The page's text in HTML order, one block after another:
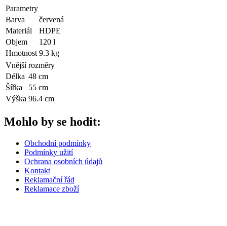
Parametry
Barva
červená
Materiál
HDPE
Objem
120 l
Hmotnost 9.3 kg
Vnější rozměry
Délka 48 cm
Šířka
55 cm
Výška 96.4 cm
Mohlo by se hodit:
Obchodní podmínky
Podmínky užití
Ochrana osobních údajů
Kontakt
Reklamační řád
Reklamace zboží